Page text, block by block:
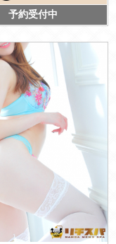
予約受付中